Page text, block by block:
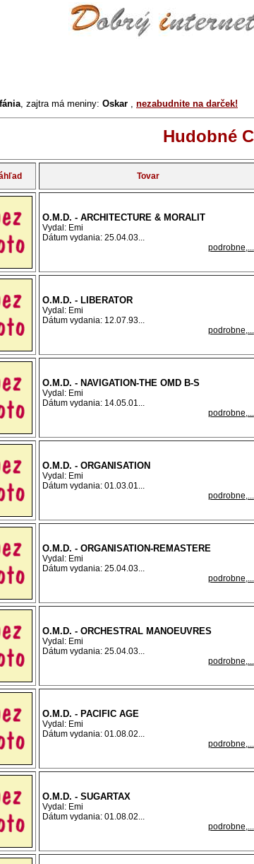
, zajtra má meniny: Oskar , nezabudnite na darček!
Hudobné
Tovar
O.M.D. - ARCHITECTURE & MORALIT
Vydal: Emi
Dátum vydania: 25.04.03...
podrobne,...
O.M.D. - LIBERATOR
Vydal: Emi
Dátum vydania: 12.07.93...
podrobne,...
O.M.D. - NAVIGATION-THE OMD B-S
Vydal: Emi
Dátum vydania: 14.05.01...
podrobne,...
O.M.D. - ORGANISATION
Vydal: Emi
Dátum vydania: 01.03.01...
podrobne,...
O.M.D. - ORGANISATION-REMASTERE
Vydal: Emi
Dátum vydania: 25.04.03...
podrobne,...
O.M.D. - ORCHESTRAL MANOEUVRES
Vydal: Emi
Dátum vydania: 25.04.03...
podrobne,...
O.M.D. - PACIFIC AGE
Vydal: Emi
Dátum vydania: 01.08.02...
podrobne,...
O.M.D. - SUGARTAX
Vydal: Emi
Dátum vydania: 01.08.02...
podrobne,...